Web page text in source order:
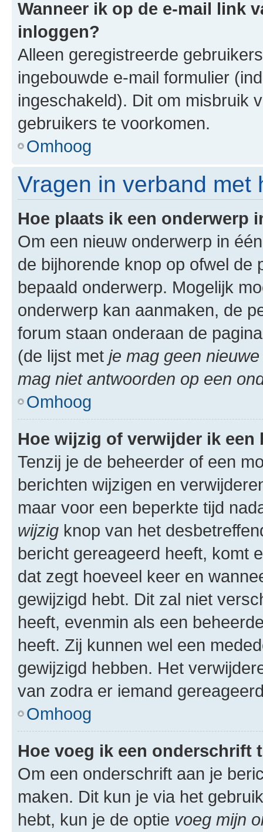
Wanneer ik op de e-mail link
inloggen?
Alleen geregistreerde
ingebouwde e-mail formulier
ingeschakeld). Dit om misbruik
gebruikers te voorkomen.
Omhoog
Vragen in verband met
Hoe plaats ik een onderwerp
Om een nieuw onderwerp in
de bijhorende knop op ofwel de
bepaald onderwerp. Mogelijk
onderwerp kan aanmaken, de
forum staan onderaan de
(de lijst met je mag geen
mag niet antwoorden op een
Omhoog
Hoe wijzig of verwijder ik een
Tenzij je de beheerder of een
berichten wijzigen en
maar voor een beperkte tijd
wijzig knop van het
bericht gereageerd heeft, komt
dat zegt hoeveel keer en
gewijzigd hebt. Dit zal niet
heeft, evenmin als een
heeft. Zij kunnen wel een
gewijzigd hebben. Het
van zodra er iemand
Omhoog
Hoe voeg ik een onderschrift
Om een onderschrift aan je
maken. Dit kun je via het
hebt, kun je de optie voeg mijn